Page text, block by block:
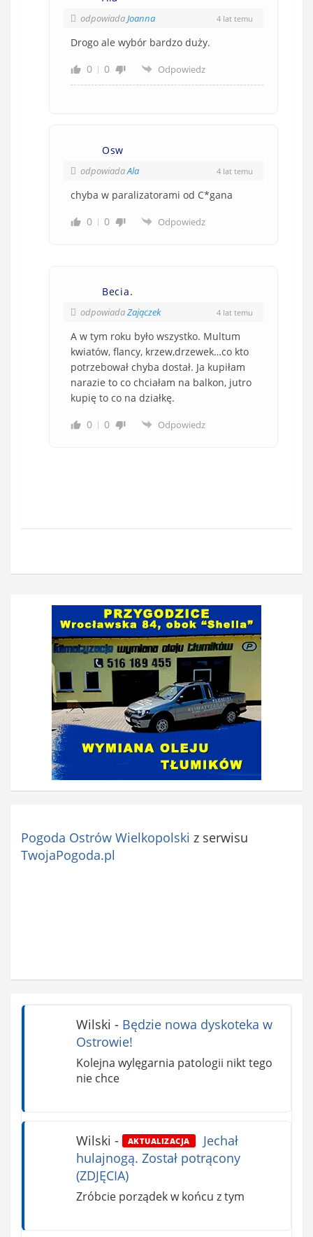
odpowiadaJoanna 4 lat temu
Drogo ale wybór bardzo duży.
0
0 Odpowiedz
Osw
odpowiadaAla 4 lat temu
chyba w paralizatorami od C*gana
0
0 Odpowiedz
Becia.
odpowiadaZajączek 4 lat temu
A w tym roku było wszystko. Multum
kwiatów, flancy, krzew,drzewek…co kto
potrzebował chyba dostał. Ja kupiłam
narazie to co chciałam na balkon, jutro
kupię to co na działkę.
0
0 Odpowiedz
Pogoda Ostrów Wielkopolski z serwisu
TwojaPogoda.pl
Wilski - Będzie nowa dyskoteka w
Ostrowie!
Kolejna wylęgarnia patologii nikt tego
nie chce
Wilski - AKTUALIZACJA
Jechał
hulajnogą. Został potrącony
(ZDJĘCIA)
Zróbcie porządek w końcu z tym